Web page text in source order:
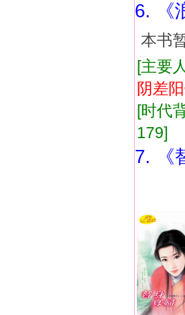
6. 《
本书
[主要
阴差
[时代
179]
7. 《